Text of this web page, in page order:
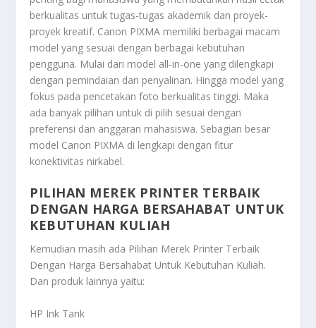
berkualitas untuk tugas-tugas akademik dan proyek-
proyek kreatif. Canon PIXMA memiliki berbagai macam
model yang sesuai dengan berbagai kebutuhan
pengguna. Mulai dari model all-in-one yang dilengkapi
dengan pemindaian dan penyalinan. Hingga model yang
fokus pada pencetakan foto berkualitas tinggi. Maka
ada banyak pilihan untuk di pilih sesuai dengan
preferensi dan anggaran mahasiswa. Sebagian besar
model Canon PIXMA di lengkapi dengan fitur
konektivitas nirkabel.
PILIHAN MEREK PRINTER TERBAIK
DENGAN HARGA BERSAHABAT UNTUK
KEBUTUHAN KULIAH
Kemudian masih ada Pilihan Merek Printer Terbaik
Dengan Harga Bersahabat Untuk Kebutuhan Kuliah.
Dan produk lainnya yaitu:
HP Ink Tank